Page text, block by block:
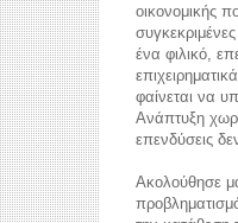
οικονομικής
ένα φιλικό,
φαίνεται να
Ανάπτυξη
επενδύσεις
Ακολούθησε